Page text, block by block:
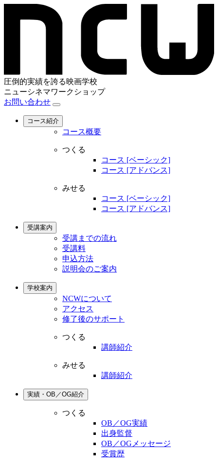
圧倒的実績を誇る映画学校
ニューシネマワークショップ
お問い合わせ
コース紹介
コース概要
つくる
コース [ベーシック]
コース [アドバンス]
みせる
コース [ベーシック]
コース [アドバンス]
受講案内
受講までの流れ
受講料
申込方法
説明会のご案内
学校案内
NCWについて
アクセス
修了後のサポート
つくる
講師紹介
みせる
講師紹介
実績・OB／OG紹介
つくる
OB／OG実績
出身監督
OB／OGメッセージ
受賞歴